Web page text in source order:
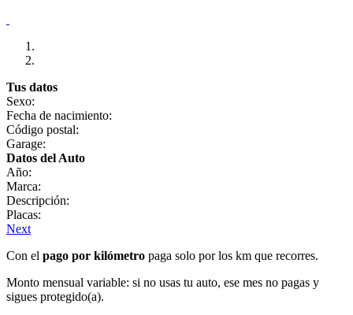
Tus datos
Sexo:
Fecha de nacimiento:
Código postal:
Garage:
Datos del Auto
Año:
Marca:
Descripción:
Placas:
Next
Con el pago por kilómetro paga solo por los km que recorres.
Monto mensual variable: si no usas tu auto, ese mes no pagas y
sigues protegido(a).